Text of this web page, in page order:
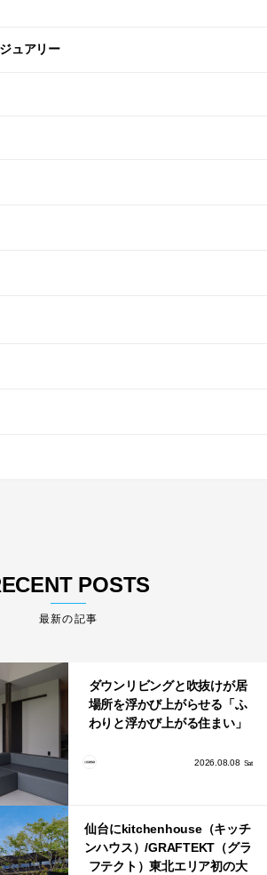
ュアリー
POSTS
最新の記事
ダウンリビングと吹抜けが居
場所を浮かび上がらせる「ふ
わりと浮かび上がる住まい」
2026.08.08 Sat
仙台にkitchenhouse（キッチ
ンハウス）/GRAFTEKT（グラ
フテクト）東北エリア初の大